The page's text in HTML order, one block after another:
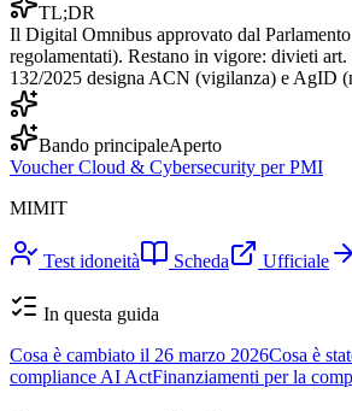
TL;DR
Il Digital Omnibus approvato dal
regolamentati). Restano in vigore: divieti
132/2025 designa ACN (vigilanza) e AgID
Bando principaleAperto
Voucher Cloud & Cybersecurity per PMI
MIMIT
Test idoneità Scheda Ufficiale
In questa guida
Cosa è cambiato il 26 marzo 2026Cosa è
compliance AI ActFinanziamenti per la